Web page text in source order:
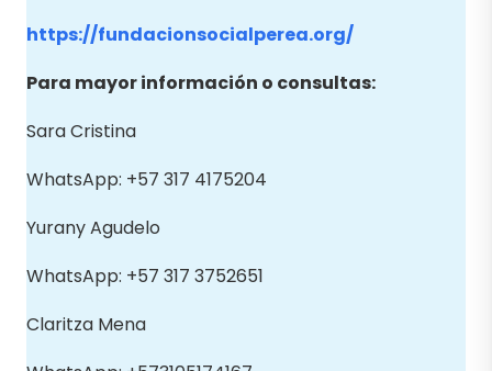
https://fundacionsocialperea.org/
Para mayor información o consultas:
Sara Cristina
WhatsApp: +57 317 4175204
Yurany Agudelo
WhatsApp: +57 317 3752651
Claritza Mena